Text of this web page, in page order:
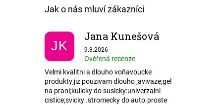
JK
Jana Kunešová
Hodnocení obchodu je 5 z 5 hvězdiček.
9.8.2026
Ověřená recenze
Velmi kvalitni a dlouho voňavoucke
produkty;jiz pouzivam dlouho ;avivaze;gel
na prani;kulicky do susicky:univerzalni
cistice;svicky .stromecky do auto.proste